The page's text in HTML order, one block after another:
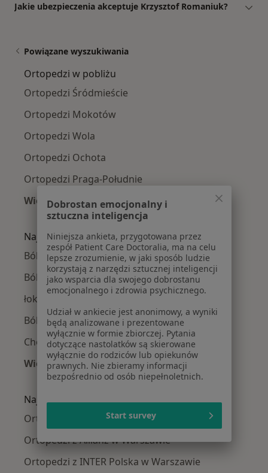
Jakie ubezpieczenia akceptuje Krzysztof Romaniuk?
Powiązane wyszukiwania
Ortopedzi w pobliżu
Ortopedzi Śródmieście
Ortopedzi Mokotów
Ortopedzi Wola
Ortopedzi Ochota
Ortopedzi Praga-Południe
Więcej (14)
Więcej w kategorii: Ortopedzi w pobliżu
Najczęście leczone choroby
Ból kolana w Warszawie
Ból biodra w Warszawie
łokieć tenisisty w Warszawie
Ból barku w Warszawie
Choroby zwyrodnieniowe w Warszawie
Więcej (15)
Więcej w kategorii: Najczęście leczone
Najpopularniejsze ubezpieczenia
Ortopedzi z Medicover w Warszawie
Ortopedzi z Allianz w Warszawie
Ortopedzi z INTER Polska w Warszawie
Dobrostan emocjonalny i
sztuczna inteligencja
Niniejsza ankieta, przygotowana przez
zespół Patient Care Doctoralia, ma na celu
lepsze zrozumienie, w jaki sposób ludzie
korzystają z narzędzi sztucznej inteligencji
jako wsparcia dla swojego dobrostanu
emocjonalnego i zdrowia psychicznego.
Udział w ankiecie jest anonimowy, a wyniki
będą analizowane i prezentowane
wyłącznie w formie zbiorczej. Pytania
dotyczące nastolatków są skierowane
wyłącznie do rodziców lub opiekunów
prawnych. Nie zbieramy informacji
bezpośrednio od osób niepełnoletnich.
Start survey